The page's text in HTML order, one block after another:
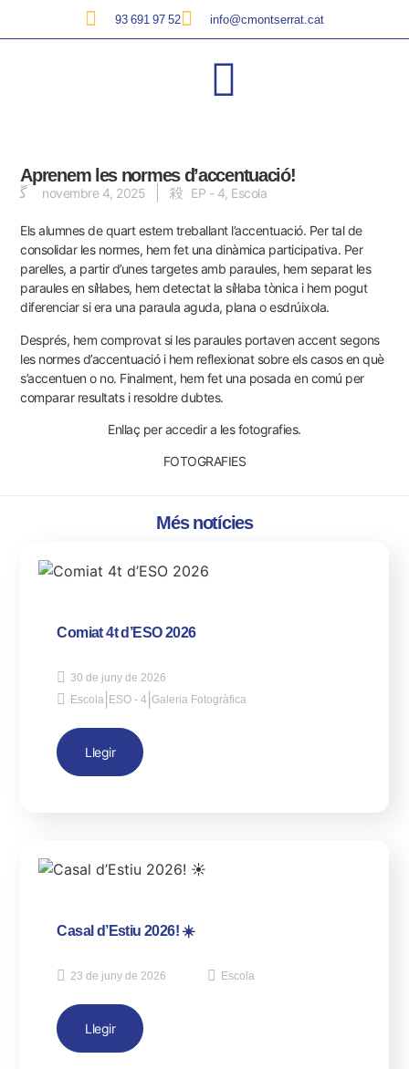
93 691 97 52 info@cmontserrat.cat
Aprenem les normes d’accentuació!
novembre 4, 2025 EP - 4 Escola
Els alumnes de quart estem treballant l’accentuació. Per tal de
consolidar les normes, hem fet una dinàmica participativa. Per
parelles, a partir d’unes targetes amb paraules, hem separat les
paraules en síl·labes, hem detectat la síl·laba tònica i hem pogut
diferenciar si era una paraula aguda, plana o esdrúixola.
Després, hem comprovat si les paraules portaven accent segons
les normes d’accentuació i hem reflexionat sobre els casos en què
s’accentuen o no. Finalment, hem fet una posada en comú per
comparar resultats i resoldre dubtes.
Enllaç per accedir a les fotografies.
FOTOGRAFIES
Més notícies
Comiat 4t d’ESO 2026
30 de juny de 2026
Escola ESO - 4 |Galeria Fotogràfica
Llegir
Casal d’Estiu 2026! ☀️
23 de juny de 2026 Escola
Llegir